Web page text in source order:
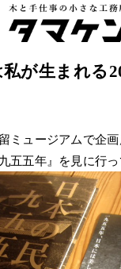
が生まれる
ミュージアムで企
五五年』を見に行っ